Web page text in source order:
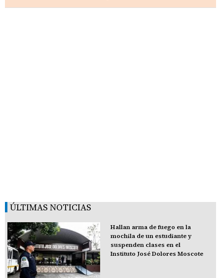
ÚLTIMAS NOTICIAS
Hallan arma de fuego en la
mochila de un estudiante y
suspenden clases en el
Instituto José Dolores Moscote